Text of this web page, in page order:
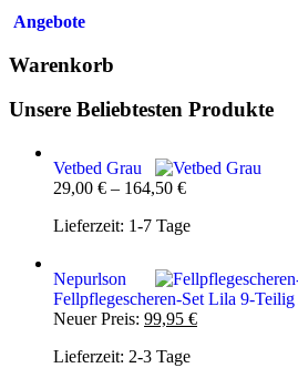
Angebote
Warenkorb
Unsere Beliebtesten Produkte
Vetbed Grau
29,00 € – 164,50 €
Lieferzeit: 1-7 Tage
Nepurlson
Fellpflegescheren-Set Lila 9-Teilig
Neuer Preis: 99,95 €Aktueller
Lieferzeit: 2-3 Tage